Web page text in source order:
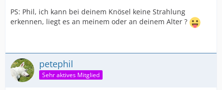
PS: Phil, ich kann bei deinem Knösel keine Strahlung
erkennen, liegt es an meinem oder an deinem Alter ?
petephil
Sehr aktives Mitglied